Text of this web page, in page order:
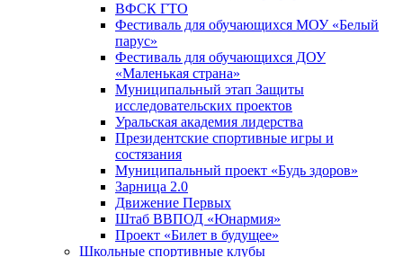
ВФСК ГТО
Фестиваль для обучающихся МОУ «Белый
парус»
Фестиваль для обучающихся ДОУ
«Маленькая страна»
Муниципальный этап Защиты
исследовательских проектов
Уральская академия лидерства
Президентские спортивные игры и
состязания
Муниципальный проект «Будь здоров»
Зарница 2.0
Движение Первых
Штаб ВВПОД «Юнармия»
Проект «Билет в будущее»
Школьные спортивные клубы